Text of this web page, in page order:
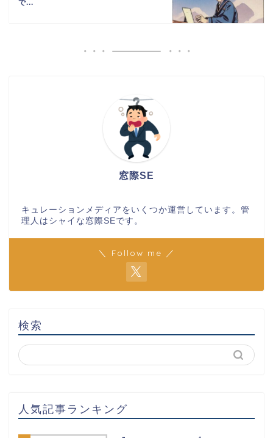
で...
窓際SE
キュレーションメディアをいくつか運営しています。管
理人はシャイな窓際SEです。
＼ Follow me ／
検索
人気記事ランキング